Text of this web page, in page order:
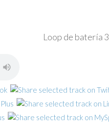
Loop de batería 3